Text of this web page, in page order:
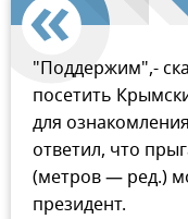
"Поддержим",-
посетить
для
ответил, что
(метров — ред.)
президент.